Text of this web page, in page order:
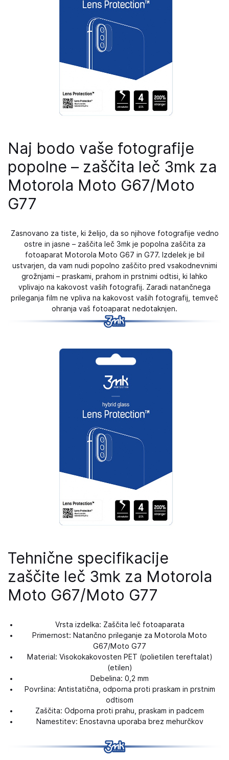
Naj bodo vaše fotografije
popolne – zaščita leč 3mk za
Motorola Moto G67/Moto
G77
Zasnovano za tiste, ki želijo, da so njihove fotografije vedno
ostre in jasne – zaščita leč 3mk je popolna zaščita za
fotoaparat Motorola Moto G67 in G77. Izdelek je bil
ustvarjen, da vam nudi popolno zaščito pred vsakodnevnimi
grožnjami – praskami, prahom in prstnimi odtisi, ki lahko
vplivajo na kakovost vaših fotografij. Zaradi natančnega
prileganja film ne vpliva na kakovost vaših fotografij, temveč
ohranja vaš fotoaparat nedotaknjen.
Tehnične specifikacije
zaščite leč 3mk za Motorola
Moto G67/Moto G77
Vrsta izdelka: Zaščita leč fotoaparata
Primernost: Natančno prileganje za Motorola Moto
G67/Moto G77
Material: Visokokakovosten PET (polietilen tereftalat)
(etilen)
Debelina: 0,2 mm
Površina: Antistatična, odporna proti praskam in prstnim
odtisom
Zaščita: Odporna proti prahu, praskam in padcem
Namestitev: Enostavna uporaba brez mehurčkov